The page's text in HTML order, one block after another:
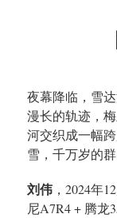
夜幕降临，雪
漫长的轨迹，
河交织成一幅
雪，千万岁的
刘伟，2024年
尼A7R4 + 腾龙